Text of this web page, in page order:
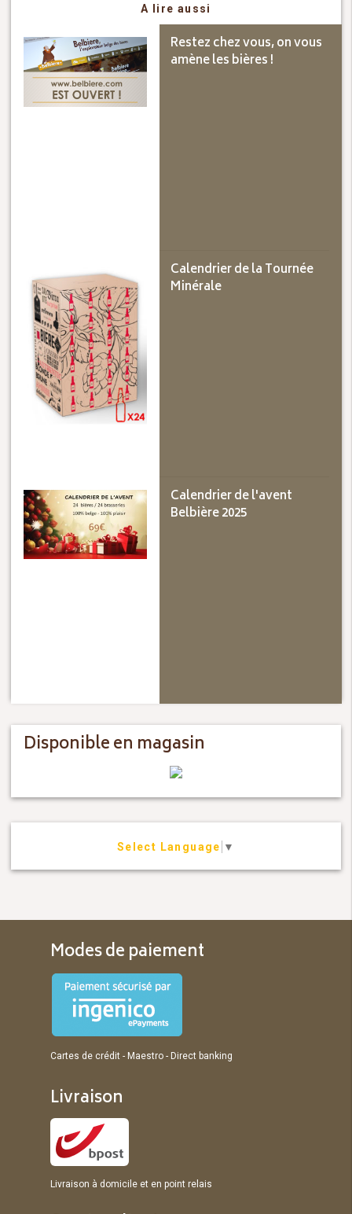
A lire aussi
Restez chez vous, on vous
amène les bières !
Calendrier de la Tournée
Minérale
Calendrier de l'avent
Belbière 2025
Disponible en magasin
Select Language ▼
Modes de paiement
Cartes de crédit - Maestro - Direct banking
Livraison
Livraison à domicile et en point relais